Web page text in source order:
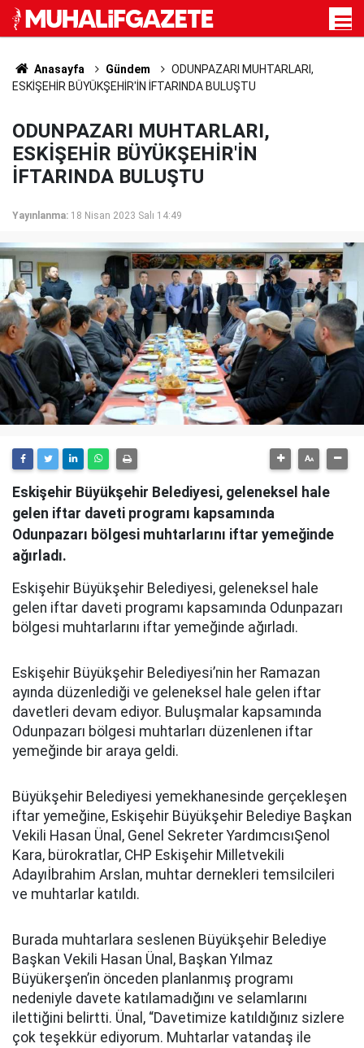
Anasayfa Gündem
ODUNPAZARI MUHTARLARI,
ESKİŞEHİR BÜYÜKŞEHİR'İN İFTARINDA BULUŞTU
ODUNPAZARI MUHTARLARI,
ESKİŞEHİR BÜYÜKŞEHİR'İN
İFTARINDA BULUŞTU
Yayınlanma: 18 Nisan 2023 Salı 14:49
Eskişehir Büyükşehir Belediyesi, geleneksel hale
gelen iftar daveti programı kapsamında
Odunpazarı bölgesi muhtarlarını iftar yemeğinde
ağırladı.
Eskişehir Büyükşehir Belediyesi, geleneksel hale
gelen iftar daveti programı kapsamında Odunpazarı
bölgesi muhtarlarını iftar yemeğinde ağırladı.
Eskişehir Büyükşehir Belediyesi’nin her Ramazan
ayında düzenlediği ve geleneksel hale gelen iftar
davetleri devam ediyor. Buluşmalar kapsamında
Odunpazarı bölgesi muhtarları düzenlenen iftar
yemeğinde bir araya geldi.
Büyükşehir Belediyesi yemekhanesinde gerçekleşen
iftar yemeğine, Eskişehir Büyükşehir Belediye Başkan
Vekili Hasan Ünal, Genel Sekreter YardımcısıŞenol
Kara, bürokratlar, CHP Eskişehir Milletvekili
Adayıİbrahim Arslan, muhtar dernekleri temsilcileri
ve muhtarlar katıldı.
Burada muhtarlara seslenen Büyükşehir Belediye
Başkan Vekili Hasan Ünal, Başkan Yılmaz
Büyükerşen’in önceden planlanmış programı
nedeniyle davete katılamadığını ve selamlarını
ilettiğini belirtti. Ünal, “Davetimize katıldığınız sizlere
çok teşekkür ediyorum. Muhtarlar vatandaş ile